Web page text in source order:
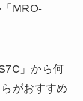
MRO-
」から何
がおすすめ